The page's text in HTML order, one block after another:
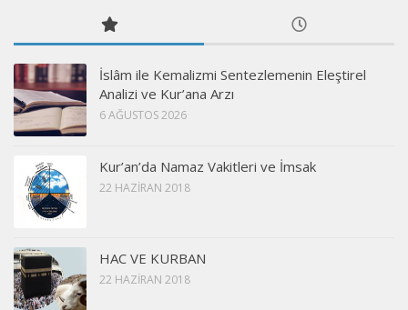
İslâm ile Kemalizmi Sentezlemenin Eleştirel
Analizi ve Kur’ana Arzı
6 AĞUSTOS 2026
Kur’an’da Namaz Vakitleri ve İmsak
22 HAZIRAN 2018
HAC VE KURBAN
22 HAZIRAN 2018